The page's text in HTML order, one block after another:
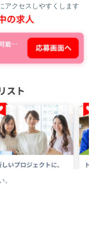
アクセスしやすくします
。